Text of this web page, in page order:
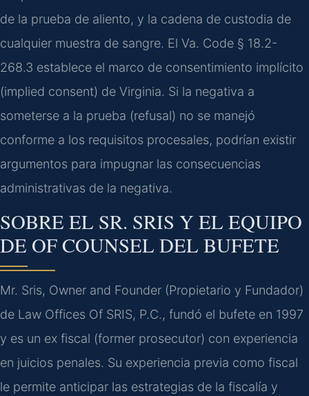
de la prueba de aliento, y la cadena de custodia de
cualquier muestra de sangre. El Va. Code § 18.2-
268.3 establece el marco de consentimiento implícito
(implied consent) de Virginia. Si la negativa a
someterse a la prueba (refusal) no se manejó
conforme a los requisitos procesales, podrían existir
argumentos para impugnar las consecuencias
administrativas de la negativa.
SOBRE EL SR. SRIS Y EL EQUIPO
DE OF COUNSEL DEL BUFETE
Mr. Sris, Owner and Founder (Propietario y Fundador)
de Law Offices Of SRIS, P.C., fundó el bufete en 1997
y es un ex fiscal (former prosecutor) con experiencia
en juicios penales. Su experiencia previa como fiscal
le permite anticipar las estrategias de la fiscalía y